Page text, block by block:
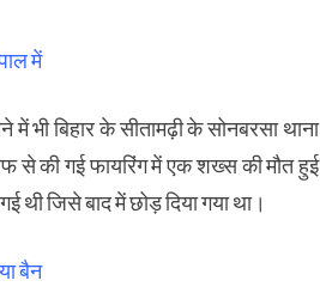
में
में भी बिहार के सीतामढ़ी के सोनबरसा थाना
से की गई फायरिंग में एक शख्स की मौत हुई
जिसे बाद में छोड़ दिया गया था।
बैन